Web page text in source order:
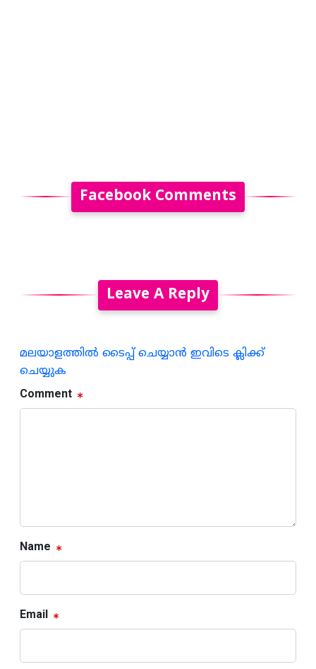
Facebook Comments
Leave A Reply
മലയാളത്തില്‍ ടൈപ്പ് ചെയ്യാന്‍ ഇവിടെ ക്ലിക്ക്
ചെയ്യുക
Comment
Name
Email